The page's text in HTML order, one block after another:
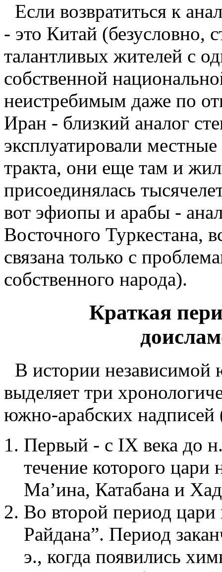
Если возвратиться к
- это Китай (безусловно,
талантливых жителей с
собственной
неистребимым даже по
Иран - близкий аналог
эксплуатировали
тракта, они еще там и
присоединялась
вот эфиопы и арабы -
Восточного Туркестана,
связана только с
собственного народа).
Краткая
В истории
выделяет три
южно-арабских надписей
Первый - с IX века до
течение которого
Ма’ина, Катабана и
Во второй период цари
Райдана”. Период
э., когда появились